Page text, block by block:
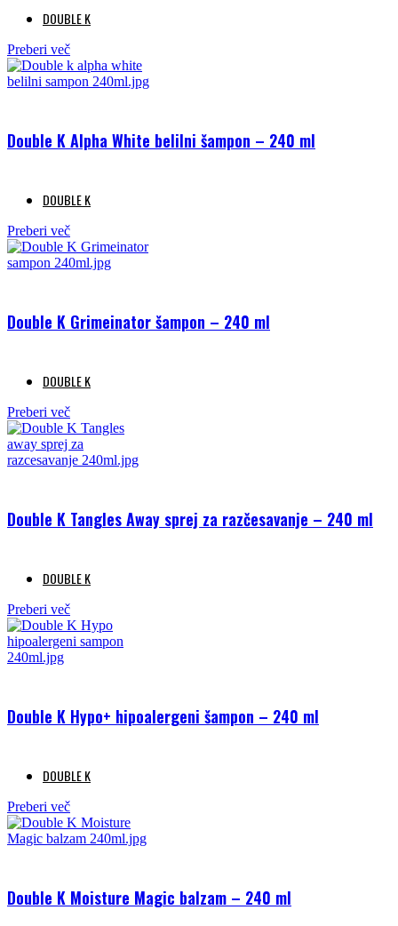
DOUBLE K
Preberi več
Double K Alpha White belilni šampon – 240 ml
DOUBLE K
Preberi več
Double K Grimeinator šampon – 240 ml
DOUBLE K
Preberi več
Double K Tangles Away sprej za razčesavanje – 240 ml
DOUBLE K
Preberi več
Double K Hypo+ hipoalergeni šampon – 240 ml
DOUBLE K
Preberi več
Double K Moisture Magic balzam – 240 ml